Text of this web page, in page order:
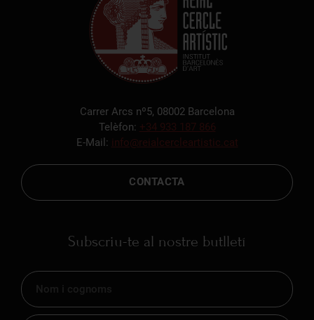
Carrer Arcs nº5, 08002 Barcelona
Telèfon: +34 933 187 866
E-Mail: info@reialcercleartistic.cat
CONTACTA
Subscriu-te al nostre butlletí